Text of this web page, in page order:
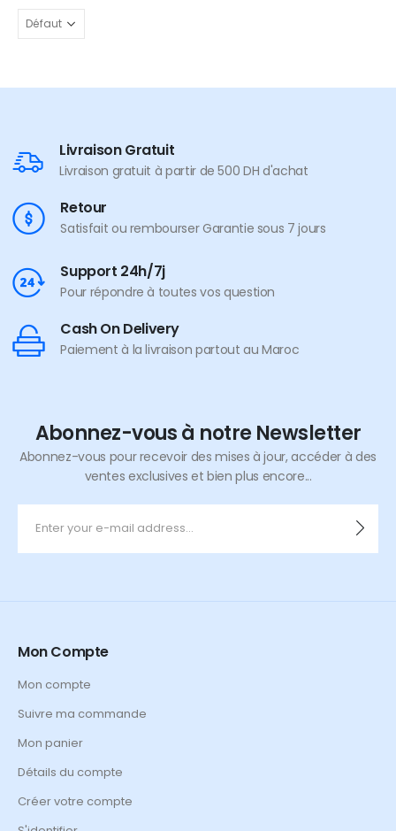
Livraison Gratuit
Livraison gratuit à partir de 500 DH d'achat
Retour
Satisfait ou rembourser Garantie sous 7 jours
Support 24h/7j
Pour répondre à toutes vos question
Cash On Delivery
Paiement à la livraison partout au Maroc
Abonnez-vous à notre Newsletter
Abonnez-vous pour recevoir des mises à jour, accéder à des
ventes exclusives et bien plus encore...
Mon Compte
Mon compte
Suivre ma commande
Mon panier
Détails du compte
Créer votre compte